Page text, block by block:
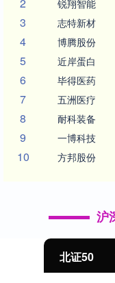
锐翔智能
3 志特新材
4 博腾股份
5 近岸蛋白
6 毕得医药
7 五洲医疗
8 耐科装备
9 一博科技
10 方邦股份
沪
北证50